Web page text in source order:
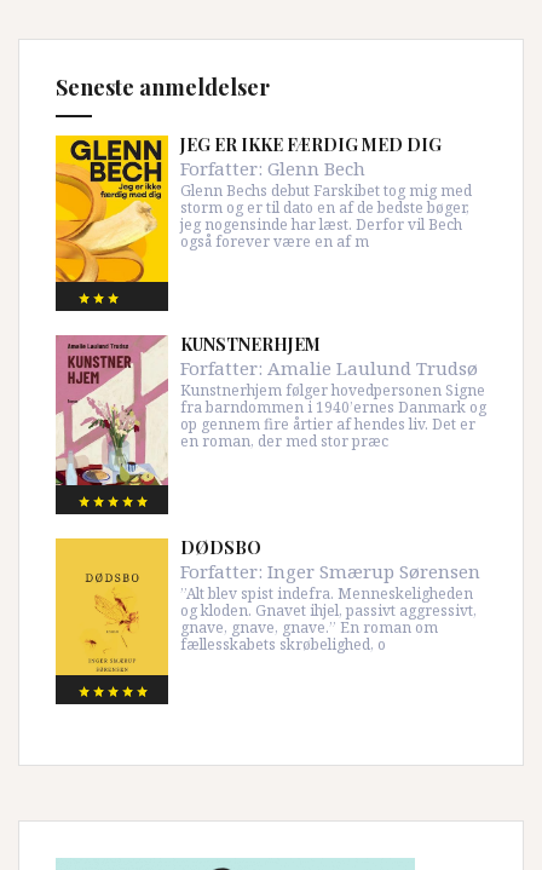
Seneste anmeldelser
JEG ER IKKE FÆRDIG MED DIG
Forfatter: Glenn Bech
Glenn Bechs debut Farskibet tog mig med
storm og er til dato en af de bedste bøger,
jeg nogensinde har læst. Derfor vil Bech
også forever være en af m
KUNSTNERHJEM
Forfatter: Amalie Laulund Trudsø
Kunstnerhjem følger hovedpersonen Signe
fra barndommen i 1940’ernes Danmark og
op gennem fire årtier af hendes liv. Det er
en roman, der med stor præc
DØDSBO
Forfatter: Inger Smærup Sørensen
”Alt blev spist indefra. Menneskeligheden
og kloden. Gnavet ihjel, passivt aggressivt,
gnave, gnave, gnave.” En roman om
fællesskabets skrøbelighed, o